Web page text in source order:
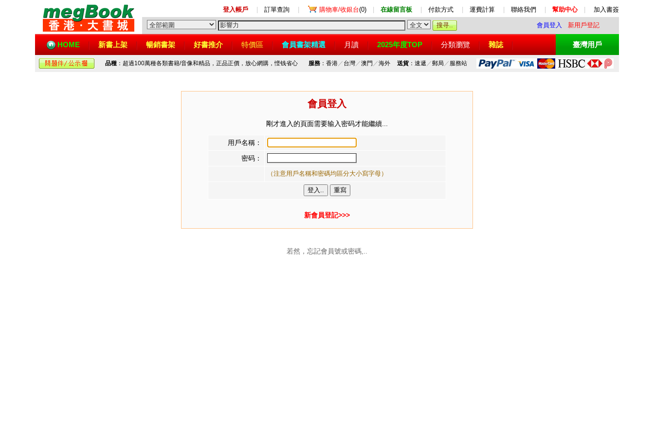
登入帳戶 訂單查詢 購物車/收銀台(0) 在線留言板 付款方式 運費計算 聯絡我們 幫助中心 加入書簽
會員登入 新用戶登記
HOME 新書上架 暢銷書架 好書推介 特價區 會員書架精選 月讀 2025年度TOP 分類瀏覽 雜誌 臺灣用戶
品種 ：超過100萬種各類書籍/音像和精品，正品正價，放心網購，悭钱省心 服務：香港／ 台灣／澳門 ／海外 送貨：速遞 ／郵局 ／ 服務站
會員登入
剛才進入的頁面需要输入密码才能繼續...
用戶名稱：
密码：
（注意用戶名稱和密碼均區分大小寫字母）
新會員登記>>>
若然，忘記會員號或密碼,..